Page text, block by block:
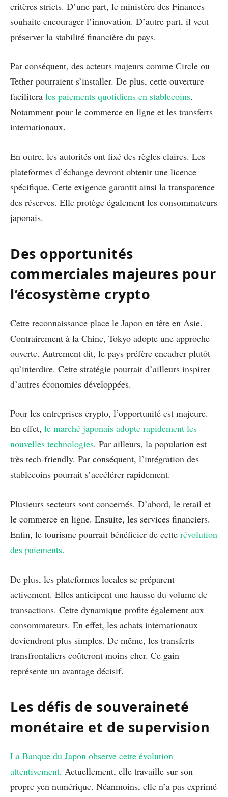
critères stricts. D’une part, le ministère des Finances
souhaite encourager l’innovation. D’autre part, il veut
préserver la stabilité financière du pays.
Par conséquent, des acteurs majeurs comme Circle ou
Tether pourraient s’installer. De plus, cette ouverture
facilitera les paiements quotidiens en stablecoins.
Notamment pour le commerce en ligne et les transferts
internationaux.
En outre, les autorités ont fixé des règles claires. Les
plateformes d’échange devront obtenir une licence
spécifique. Cette exigence garantit ainsi la transparence
des réserves. Elle protège également les consommateurs
japonais.
Des opportunités
commerciales majeures pour
l’écosystème crypto
Cette reconnaissance place le Japon en tête en Asie.
Contrairement à la Chine, Tokyo adopte une approche
ouverte. Autrement dit, le pays préfère encadrer plutôt
qu’interdire. Cette stratégie pourrait d’ailleurs inspirer
d’autres économies développées.
Pour les entreprises crypto, l’opportunité est majeure.
En effet, le marché japonais adopte rapidement les
nouvelles technologies. Par ailleurs, la population est
très tech-friendly. Par conséquent, l’intégration des
stablecoins pourrait s’accélérer rapidement.
Plusieurs secteurs sont concernés. D’abord, le retail et
le commerce en ligne. Ensuite, les services financiers.
Enfin, le tourisme pourrait bénéficier de cette révolution
des paiements.
De plus, les plateformes locales se préparent
activement. Elles anticipent une hausse du volume de
transactions. Cette dynamique profite également aux
consommateurs. En effet, les achats internationaux
deviendront plus simples. De même, les transferts
transfrontaliers coûteront moins cher. Ce gain
représente un avantage décisif.
Les défis de souveraineté
monétaire et de supervision
La Banque du Japon observe cette évolution
attentivement. Actuellement, elle travaille sur son
propre yen numérique. Néanmoins, elle n’a pas exprimé